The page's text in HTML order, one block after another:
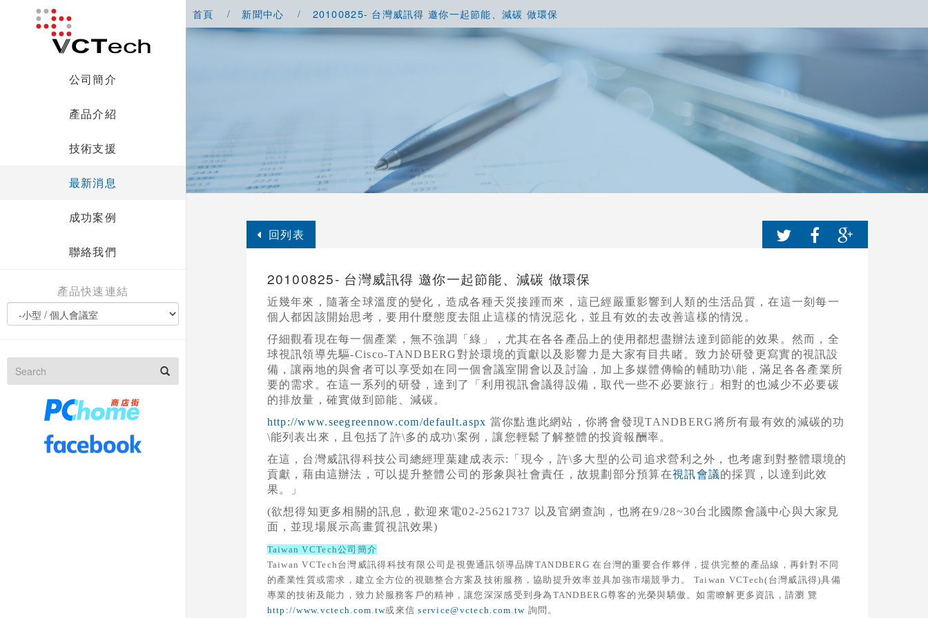
公司簡介
產品介紹
技術支援
最新消息
成功案例
聯絡我們
產品快速連結
首頁 新聞中心 20100825- 台灣威訊得 邀你一起節能、減碳 做環保
回列表
20100825- 台灣威訊得 邀你一起節能、減碳 做環保
近幾年來，隨著全球溫度的變化，造成各種天災接踵而來，這已經嚴重影響到人類的生活品質，在這一刻每一
個人都因該開始思考，要用什麼態度去阻止這樣的情況惡化，並且有效的去改善這樣的情況。
仔細觀看現在每一個產業，無不強調「綠」，尤其在各各產品上的使用都想盡辦法達到節能的效果。然而，全
球視訊領導先驅-Cisco-TANDBERG對於環境的貢獻以及影響力是大家有目共睹。致力於研發更寫實的視訊設
備，讓兩地的與會者可以享受如在同一個會議室開會以及討論，加上多媒體傳輸的輔助功\能，滿足各各產業所
要的需求。在這一系列的研發，達到了「利用視訊會議得設備，取代一些不必要旅行」相對的也減少不必要碳
的排放量，確實做到節能、減碳。
http://www.seegreennow.com/default.aspx 當你點進此網站，你將會發現TANDBERG將所有最有效的減碳的功
\能列表出來，且包括了許\多的成功\案例，讓您輕鬆了解整體的投資報酬率。
在這，台灣威訊得科技公司總經理葉建成表示:「現今，許\多大型的公司追求營利之外，也考慮到對整體環境的
貢獻，藉由這辦法，可以提升整體公司的形象與社會責任，故規劃部分預算在視訊會議的採買，以達到此效
果。」
(欲想得知更多相關的訊息，歡迎來電02-25621737 以及官網查詢，也將在9/28~30台北國際會議中心與大家見
面，並現場展示高畫質視訊效果)
Taiwan VCTech公司簡介
Taiwan VCTech台灣威訊得科技有限公司是視覺通訊領導品牌TANDBERG 在台灣的重要合作夥伴，提供完整的產品線，再針對不同
的產業性質或需求，建立全方位的視聽整合方案及技術服務，協助提升效率並具加強市場競爭力。 Taiwan VCTech(台灣威訊得)具備
專業的技術及能力，致力於服務客戶的精神，讓您深深感受到身為TANDBERG尊客的光榮與驕傲。如需瞭解更多資訊，請瀏 覽
http://www.vctech.com.tw或來信service@vctech.com.tw 詢問。